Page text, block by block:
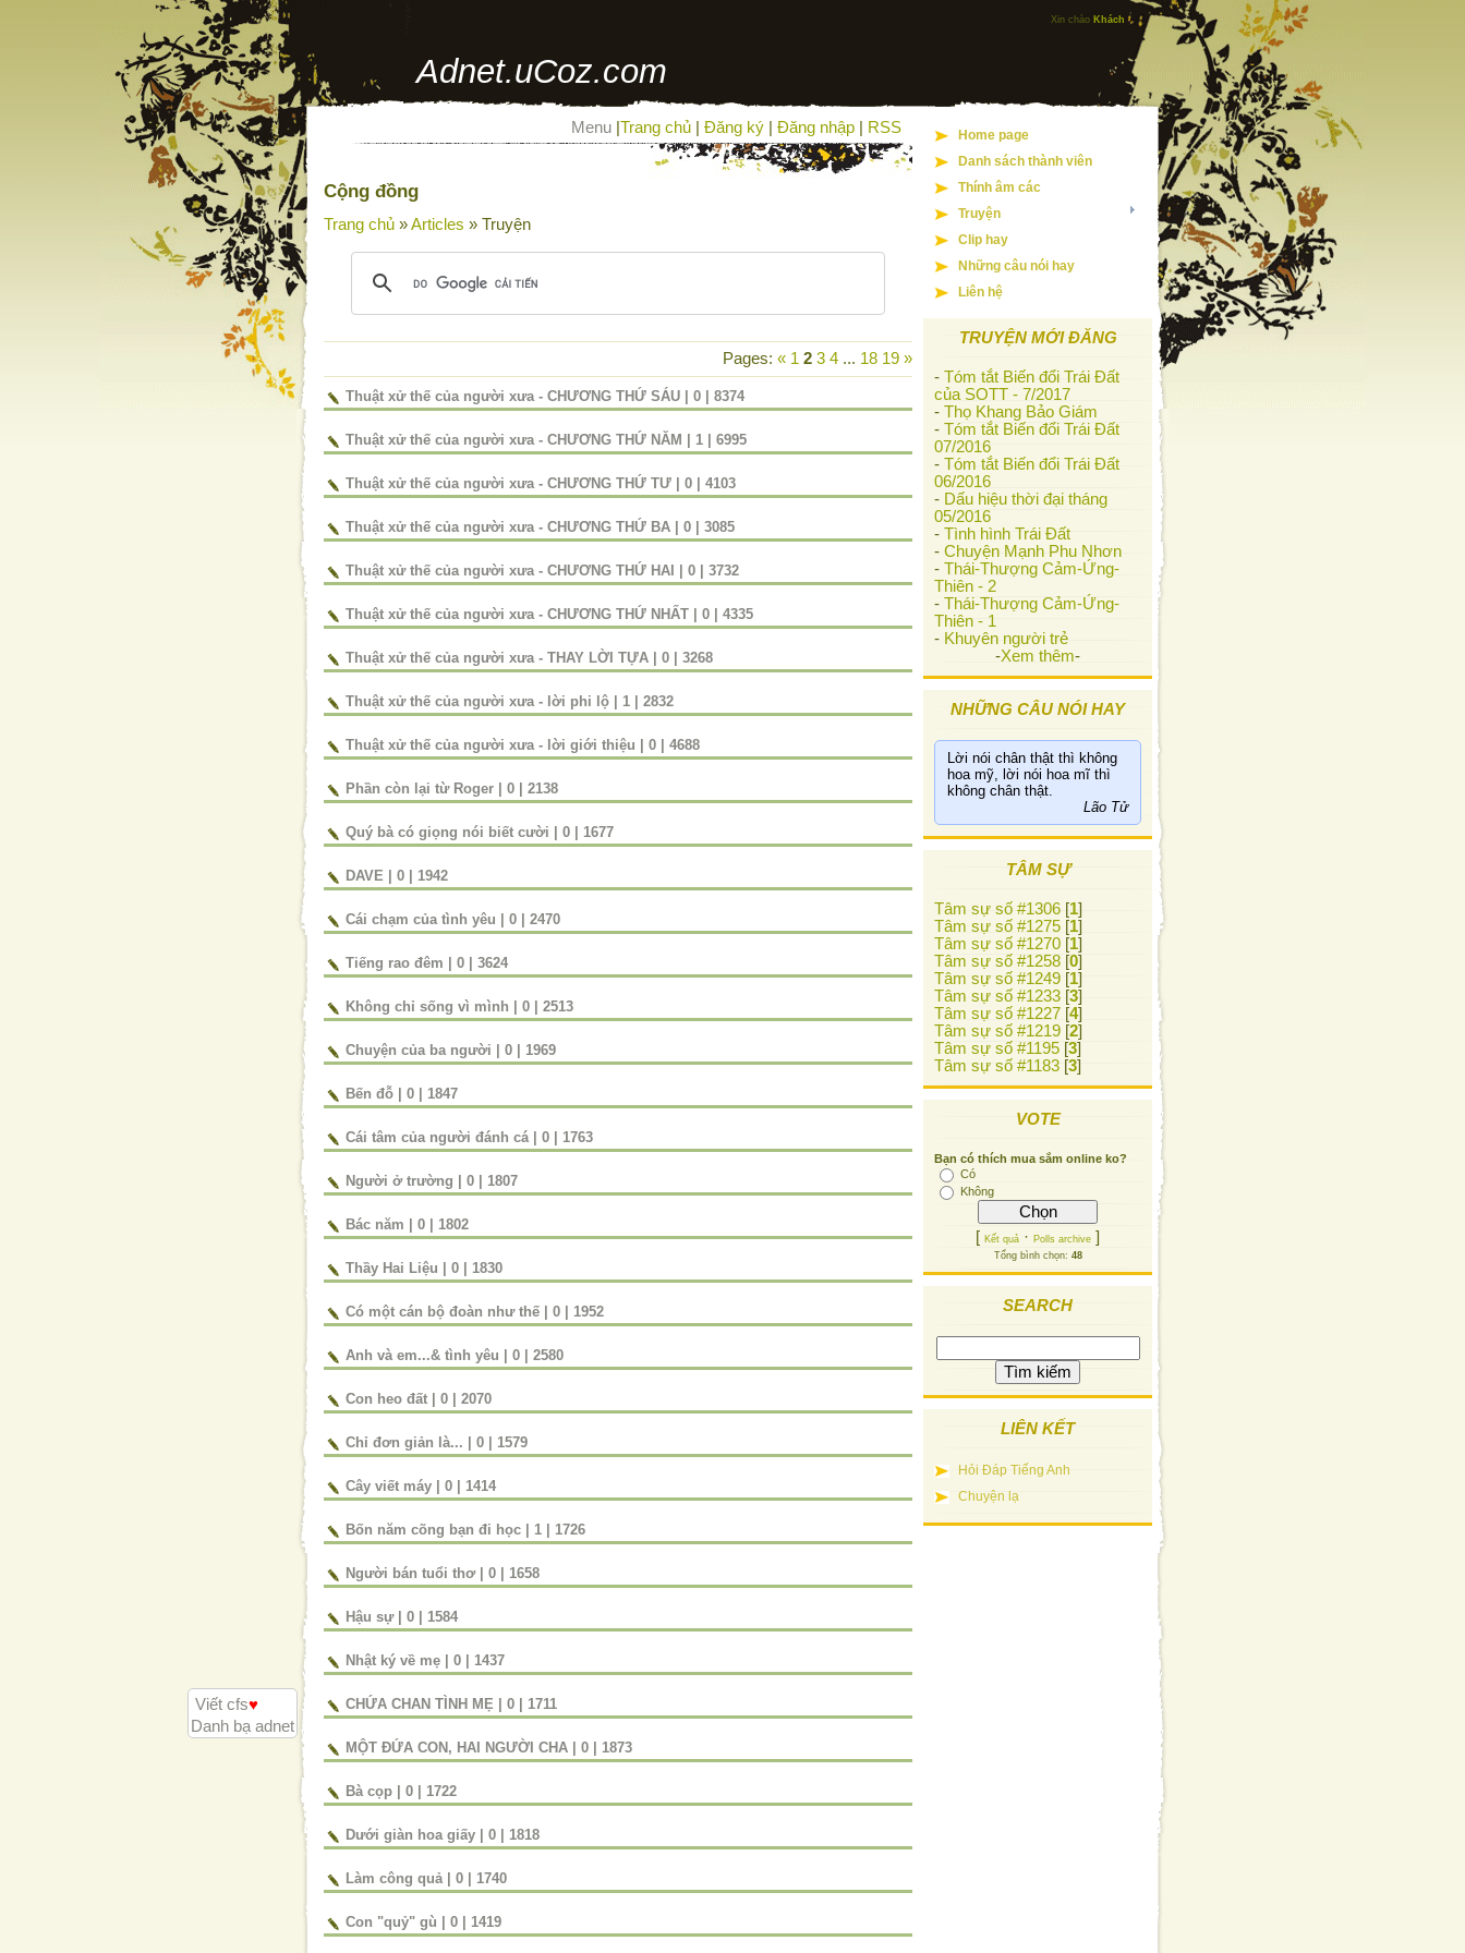
Xin chào Khách
Adnet.uCoz.com
Menu Trang chủ Đăng ký Đăng nhập RSS
Cộng đồng
Trang chủ »Articles » Truyện
Pages: « 1 2 3 4 ... 18 19 »
Thuật xử thế của người xưa - CHƯƠNG THỨ SÁU 0 8374
Thuật xử thế của người xưa - CHƯƠNG THỨ NĂM 1 6995
Thuật xử thế của người xưa - CHƯƠNG THỨ TƯ 0 4103
Thuật xử thế của người xưa - CHƯƠNG THỨ BA 0 3085
Thuật xử thế của người xưa - CHƯƠNG THỨ HAI 0 3732
Thuật xử thế của người xưa - CHƯƠNG THỨ NHẤT 0 4335
Thuật xử thế của người xưa - THAY LỜI TỰA 0 3268
Thuật xử thế của người xưa - lời phi lộ 1 2832
Thuật xử thế của người xưa - lời giới thiệu 0 4688
Phần còn lại từ Roger 0 2138
Quý bà có giọng nói biết cười 0 1677
DAVE 0 1942
Cái chạm của tình yêu 0 2470
Tiếng rao đêm 0 3624
Không chỉ sống vì mình 0 2513
Chuyện của ba người 0 1969
Bến đỗ 0 1847
Cái tâm của người đánh cá 0 1763
Người ở trường 0 1807
Bác năm 0 1802
Thầy Hai Liệu 0 1830
Có một cán bộ đoàn như thế 0 1952
Anh và em...& tình yêu 0 2580
Con heo đất 0 2070
Chỉ đơn giản là... 0 1579
Cây viết máy 0 1414
Bốn năm cõng bạn đi học 1 1726
Người bán tuổi thơ| 0 1658
Hậu sự| 0 1584
Nhật ký về mẹ 0 1437
CHỨA CHAN TÌNH MẸ 0 1711
MỘT ĐỨA CON, HAI NGƯỜI CHA 0 1873
Bà cọp 0 1722
Dưới giàn hoa giấy 0 1818
Làm công quả 0 1740
Con "quỷ" gù 0 1419
Home page
Danh sách thành viên
Thính âm các
Truyện
Clip hay
Những câu nói hay
Liên hệ
TRUYỆN MỚI ĐĂNG
- Tóm tắt Biến đổi Trái Đất
của SOTT - 7/2017
- Thọ Khang Bảo Giám
- Tóm tắt Biến đổi Trái Đất
07/2016
- Tóm tắt Biến đổi Trái Đất
06/2016
- Dấu hiệu thời đại tháng
05/2016
- Tình hình Trái Đất
- Chuyện Mạnh Phu Nhơn
- Thái-Thượng Cảm-Ứng-
Thiên - 2
- Thái-Thượng Cảm-Ứng-
Thiên - 1
- Khuyên người trẻ
-Xem thêm-
NHỮNG CÂU NÓI HAY
Lời nói chân thật thì không
hoa mỹ, lời nói hoa mĩ thì
không chân thật.
Lão Tử
TÂM SỰ
Tâm sự số #1306 [1]
Tâm sự số #1275 [1]
Tâm sự số #1270 [1]
Tâm sự số #1258 [0]
Tâm sự số #1249 [1]
Tâm sự số #1233 [3]
Tâm sự số #1227 [4]
Tâm sự số #1219 [2]
Tâm sự số #1195 [3]
Tâm sự số #1183 [3]
VOTE
Bạn có thích mua sắm online ko?
Có
Không
[ Kết quả · Polls archive ]
Tổng bình chọn: 48
SEARCH
LIÊN KẾT
Hỏi Đáp Tiếng Anh
Chuyện lạ
Viết cfs♥
Danh bạ adnet